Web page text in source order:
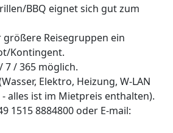
BBQ eignet sich gut zum
Reisegruppen ein
Kontingent.
7 / 365 möglich.
Elektro, Heizung, W-LAN
- alles ist im Mietpreis enthalten).
1515 8884800 oder E-mail: